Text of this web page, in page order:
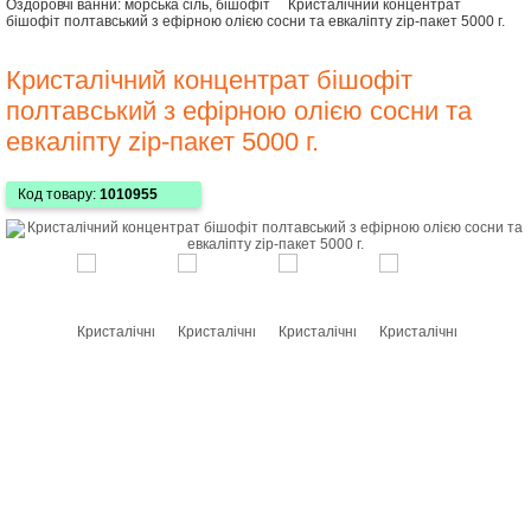
Оздоровчі ванни: морська сіль, бішофіт
Кристалічний концентрат
бішофіт полтавський з ефірною олією сосни та евкаліпту zip-пакет 5000 г.
Кристалічний концентрат бішофіт
полтавський з ефірною олією сосни та
евкаліпту zip-пакет 5000 г.
Код товару: 1010955